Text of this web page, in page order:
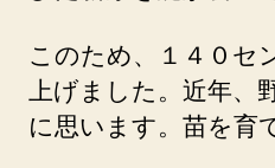
このため、１４０セ
上げました。近年、
に思います。苗を育